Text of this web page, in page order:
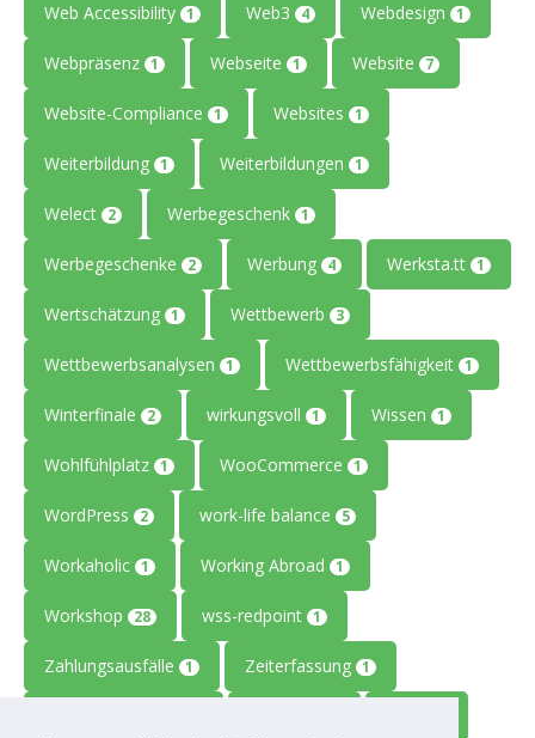
Web Accessibility 1 Web3 4 Webdesign 1
Webpräsenz 1 Webseite 1 Website 7
Website-Compliance 1 Websites 1
Weiterbildung 1 Weiterbildungen 1
Welect 2 Werbegeschenk 1
Werbegeschenke 2 Werbung 4 Werksta.tt 1
Wertschätzung 1 Wettbewerb 3
Wettbewerbsanalysen 1 Wettbewerbsfähigkeit 1
Winterfinale 2 wirkungsvoll 1 Wissen 1
Wohlfühlplatz 1 WooCommerce 1
WordPress 2 work-life balance 5
Workaholic 1 Working Abroad 1
Workshop 28 wss-redpoint 1
Zahlungsausfälle 1 Zeiterfassung 1